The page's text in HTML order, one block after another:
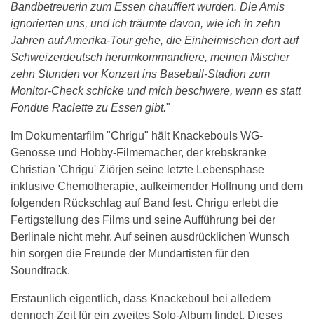
Bandbetreuerin zum Essen chauffiert wurden. Die Amis
ignorierten uns, und ich träumte davon, wie ich in zehn
Jahren auf Amerika-Tour gehe, die Einheimischen dort auf
Schweizerdeutsch herumkommandiere, meinen Mischer
zehn Stunden vor Konzert ins Baseball-Stadion zum
Monitor-Check schicke und mich beschwere, wenn es statt
Fondue Raclette zu Essen gibt."
Im Dokumentarfilm "Chrigu" hält Knackebouls WG-
Genosse und Hobby-Filmemacher, der krebskranke
Christian 'Chrigu' Ziörjen seine letzte Lebensphase
inklusive Chemotherapie, aufkeimender Hoffnung und dem
folgenden Rückschlag auf Band fest. Chrigu erlebt die
Fertigstellung des Films und seine Aufführung bei der
Berlinale nicht mehr. Auf seinen ausdrücklichen Wunsch
hin sorgen die Freunde der Mundartisten für den
Soundtrack.
Erstaunlich eigentlich, dass Knackeboul bei alledem
dennoch Zeit für ein zweites Solo-Album findet. Dieses